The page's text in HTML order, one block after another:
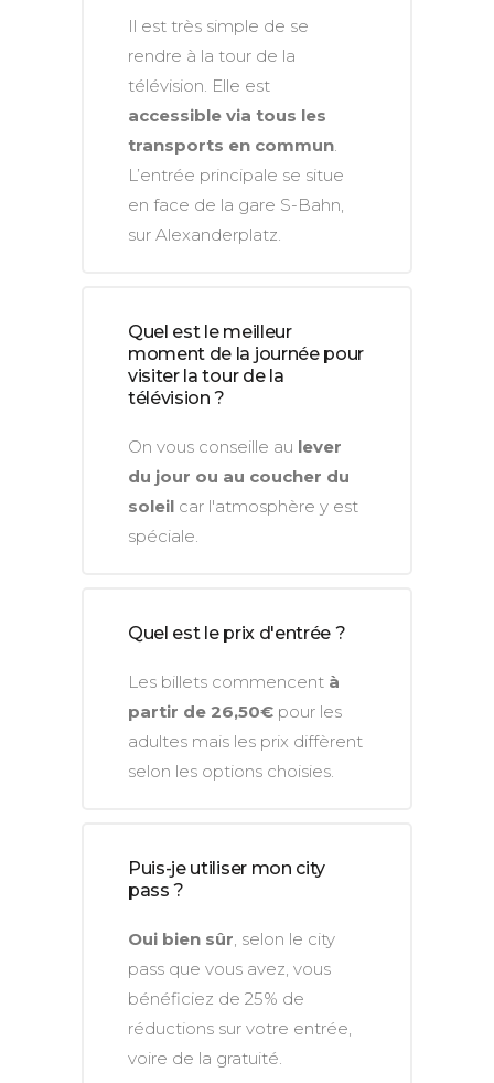
Il est très simple de se
rendre à la tour de la
télévision. Elle est
accessible via tous les
transports en commun.
L’entrée principale se situe
en face de la gare S-Bahn,
sur Alexanderplatz.
Quel est le meilleur
moment de la journée pour
visiter la tour de la
télévision ?
On vous conseille au lever
du jour ou au coucher du
soleil car l'atmosphère y est
spéciale.
Quel est le prix d'entrée ?
Les billets commencent à
partir de 26,50€ pour les
adultes mais les prix diffèrent
selon les options choisies.
Puis-je utiliser mon city
pass ?
Oui bien sûr, selon le city
pass que vous avez, vous
bénéficiez de 25% de
réductions sur votre entrée,
voire de la gratuité.